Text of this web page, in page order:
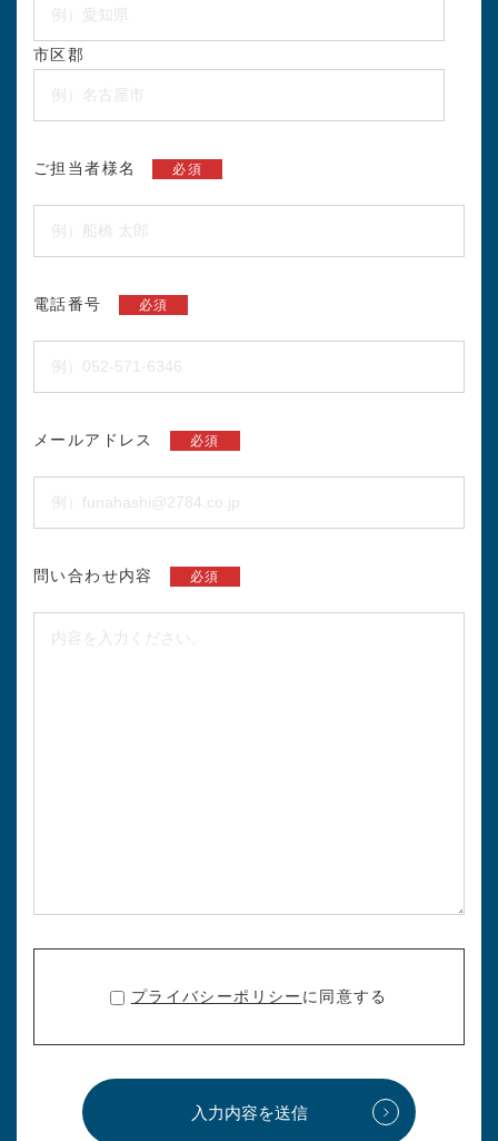
市区郡
ご担当者様名 必須
電話番号 必須
メールアドレス 必須
問い合わせ内容 必須
プライバシーポリシー に同意する
入力内容を送信